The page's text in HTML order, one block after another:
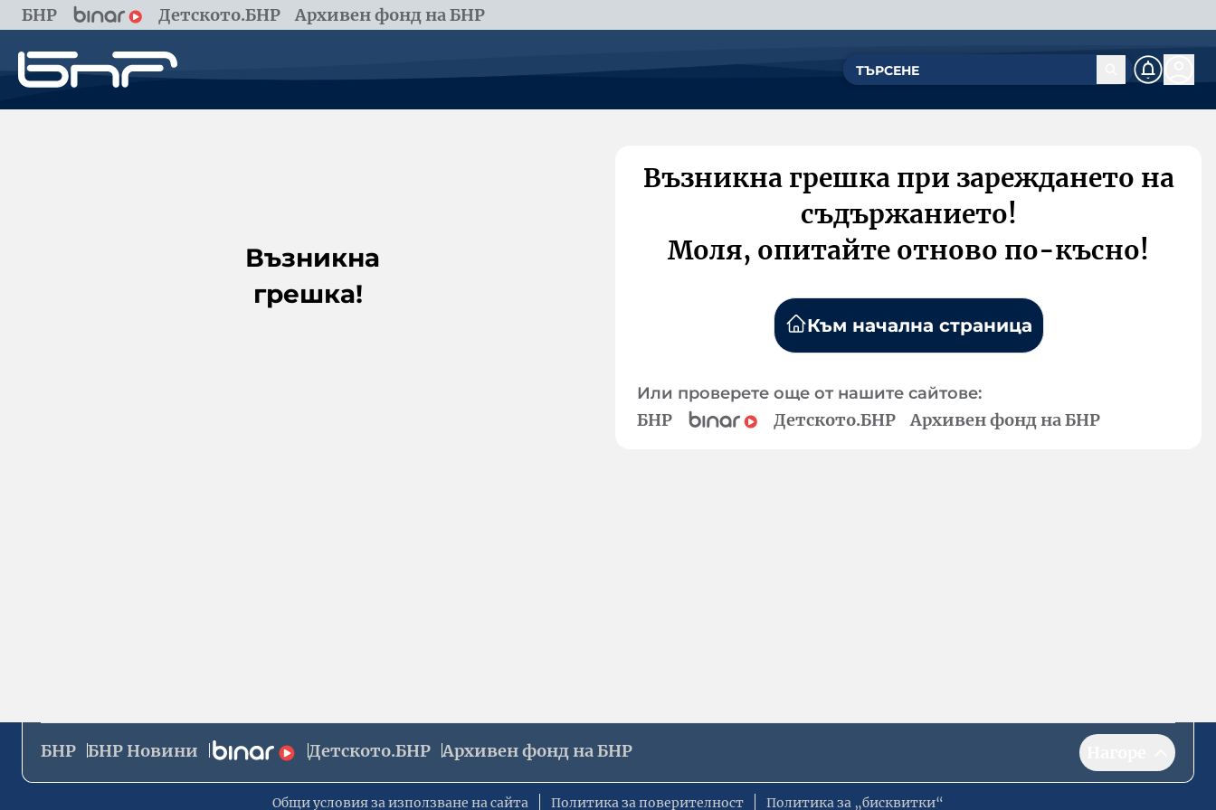
БНР Детското.БНР Архивен фонд на БНР
Възникна
грешка!
Възникна грешка при зареждането на
съдържанието!
Моля, опитайте отново по-късно!
Към начална страница
Или проверете още от нашите сайтове:
БНР Детското.БНР Архивен фонд на БНР
БНР БНР Новини Детското.БНР Архивен фонд на БНР
Общи условия за използване на сайта Политика за поверителност Политика за „бисквитки“